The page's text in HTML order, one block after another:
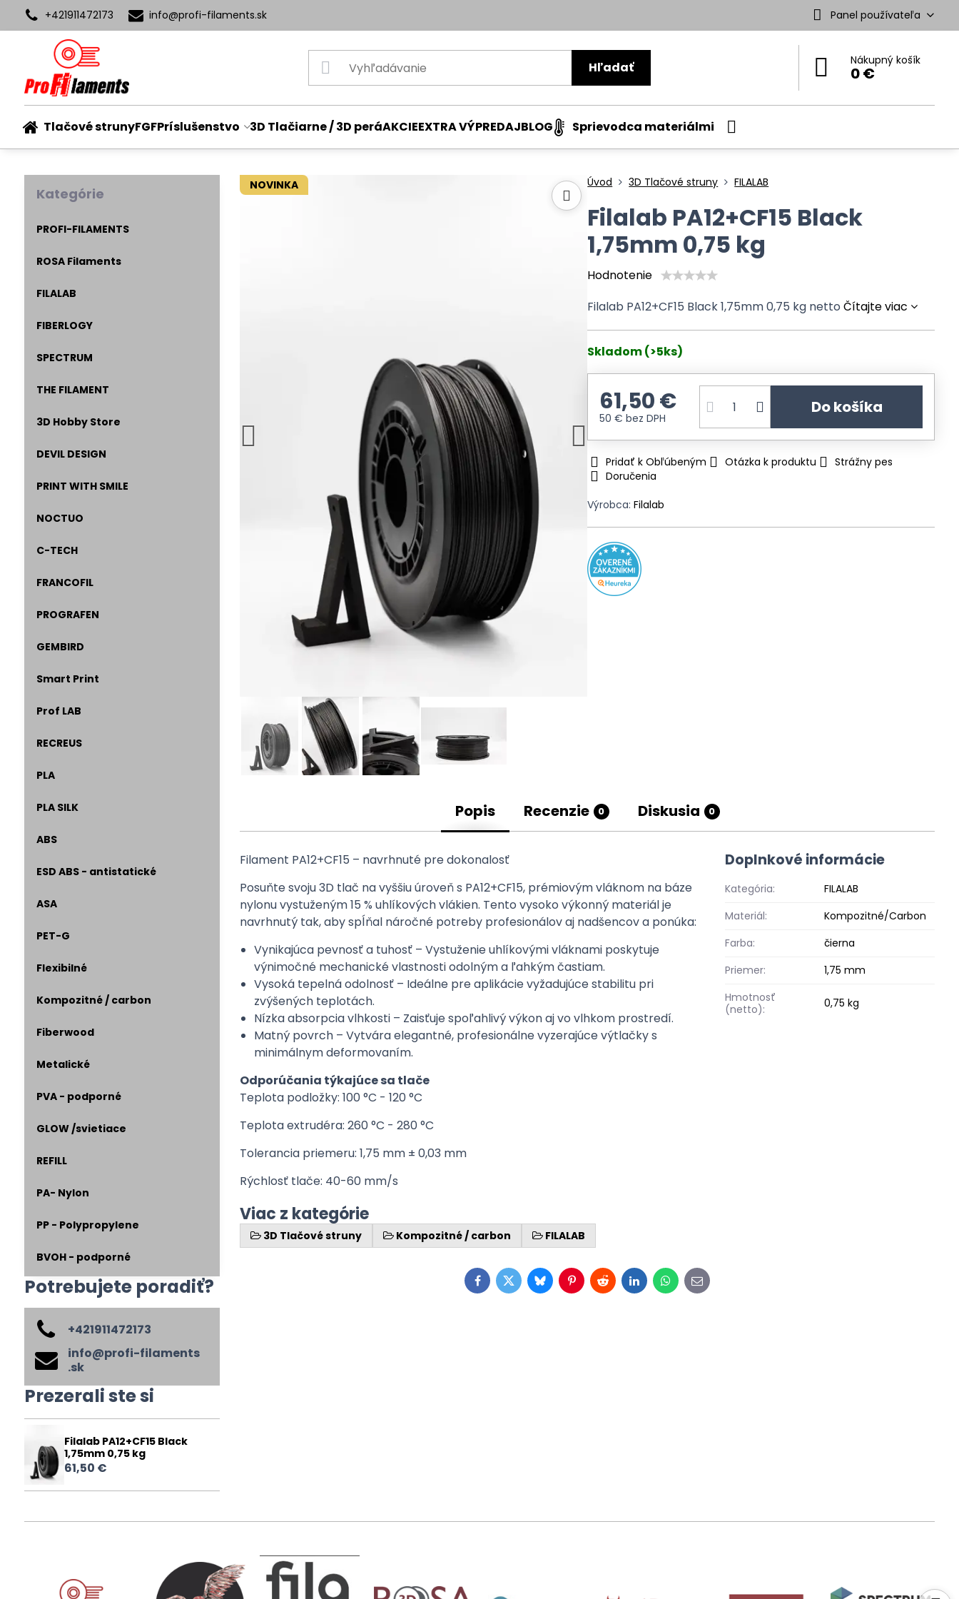
+421911472173 info​@profi-filaments​.sk Panel používateľa
Hľadať Nákupný košík
0 €
Tlačové strunyFGFPríslušenstvo 3D Tlačiarne / 3D peráAKCIEEXTRA VÝPREDAJBLOG Sprievodca materiálmi
NOVINKA Úvod 3D Tlačové struny FILALAB
Filalab PA12+CF15 Black
1,75mm 0,75 kg
Hodnotenie
Filalab PA12+CF15 Black 1,75mm 0,75 kg nettoČítajte viac
Skladom (>5ks)
61,50 €
50 €bez DPH
Do košíka
Pridať k Obľúbeným Otázka k produktu
Strážny pes
Doručenia
Výrobca:Filalab
Popis Recenzie 0 Diskusia 0
Filament PA12+CF15 – navrhnuté pre dokonalosť
Posuňte svoju 3D tlač na vyššiu úroveň s PA12+CF15, prémiovým vláknom na báze
nylonu vystuženým 15 % uhlíkových vlákien. Tento vysoko výkonný materiál je
navrhnutý tak, aby spĺňal náročné potreby profesionálov aj nadšencov a ponúka:
Vynikajúca pevnosť a tuhosť – Vystuženie uhlíkovými vláknami poskytuje
výnimočné mechanické vlastnosti odolným a ľahkým častiam.
Vysoká tepelná odolnosť – Ideálne pre aplikácie vyžadujúce stabilitu pri
zvýšených teplotách.
Nízka absorpcia vlhkosti – Zaisťuje spoľahlivý výkon aj vo vlhkom prostredí.
Matný povrch – Vytvára elegantné, profesionálne vyzerajúce výtlačky s
minimálnym deformovaním.
Odporúčania týkajúce sa tlače
Teplota podložky: 100 °C - 120 °C
Teplota extrudéra: 260 °C - 280 °C
Tolerancia priemeru: 1,75 mm ± 0,03 mm
Rýchlosť tlače: 40-60 mm/s
Viac z kategórie
3D Tlačové struny Kompozitné / carbon FILALAB
Doplnkové informácie
Kategória:
FILALAB
Materiál:
Kompozitné/Carbon
Farba:
čierna
Priemer:
1,75 mm
Hmotnosť
(netto):
0,75 kg
Facebook
TwitterBlueskyPinterest
RedditLinkedInWhatsApp
E-
mail
Kategórie
PROFI-FILAMENTS
ROSA Filaments
FILALAB
FIBERLOGY
SPECTRUM
THE FILAMENT
3D Hobby Store
DEVIL DESIGN
PRINT WITH SMILE
NOCTUO
C-TECH
FRANCOFIL
PROGRAFEN
GEMBIRD
Smart Print
Prof LAB
RECREUS
PLA
PLA SILK
ABS
ESD ABS - antistatické
ASA
PET-G
Flexibilné
Kompozitné / carbon
Fiberwood
Metalické
PVA - podporné
GLOW /svietiace
REFILL
PA- Nylon
PP - Polypropylene
BVOH - podporné
Potrebujete poradiť?
+421911472173
info​@profi-filaments​
.sk
Prezerali ste si
Filalab PA12+CF15 Black
1,75mm 0,75 kg
61,50 €